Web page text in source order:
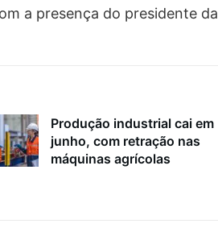
a presença do presidente da
Produção industrial cai em
junho, com retração nas
máquinas agrícolas